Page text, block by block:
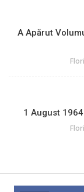
A Apărut
1 August